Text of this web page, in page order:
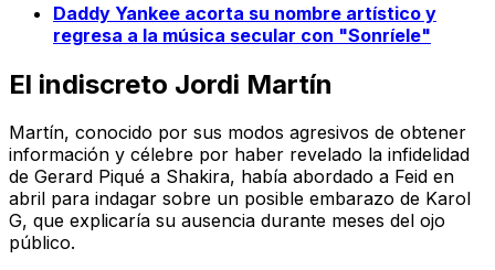
Daddy Yankee acorta su nombre artístico y
regresa a la música secular con "Sonríele"
El indiscreto Jordi Martín
Martín, conocido por sus modos agresivos de obtener
información y célebre por haber revelado la infidelidad
de Gerard Piqué a Shakira, había abordado a Feid en
abril para indagar sobre un posible embarazo de Karol
G, que explicaría su ausencia durante meses del ojo
público.